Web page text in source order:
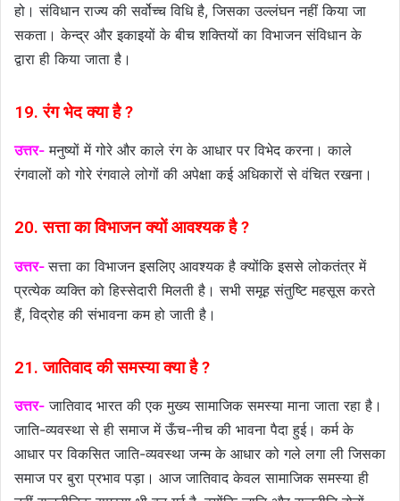
हो। संविधान राज्य की सर्वोच्च विधि है, जिसका उल्लंघन नहीं किया जा
सकता। केन्द्र और इकाइयों के बीच शक्तियों का विभाजन संविधान के
द्वारा ही किया जाता है।
19. रंग भेद क्या है ?
उत्तर- मनुष्यों में गोरे और काले रंग के आधार पर विभेद करना। काले
रंगवालों को गोरे रंगवाले लोगों की अपेक्षा कई अधिकारों से वंचित रखना।
20. सत्ता का विभाजन क्यों आवश्यक है ?
उत्तर-सत्ता का विभाजन इसलिए आवश्यक है क्योंकि इससे लोकतंत्र में
प्रत्येक व्यक्ति को हिस्सेदारी मिलती है। सभी समूह संतुष्टि महसूस करते
हैं, विद्रोह की संभावना कम हो जाती है।
21. जातिवाद की समस्या क्या है ?
उत्तर- जातिवाद भारत की एक मुख्य सामाजिक समस्या माना जाता रहा है।
जाति-व्यवस्था से ही समाज में ऊँच-नीच की भावना पैदा हुई। कर्म के
आधार पर विकसित जाति-व्यवस्था जन्म के आधार को गले लगा ली जिसका
समाज पर बुरा प्रभाव पड़ा। आज जातिवाद केवल सामाजिक समस्या ही